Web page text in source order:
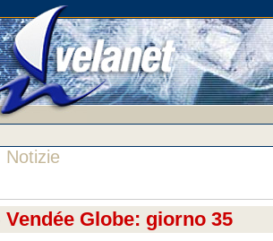
Notizie
Vendée Globe: giorno 35